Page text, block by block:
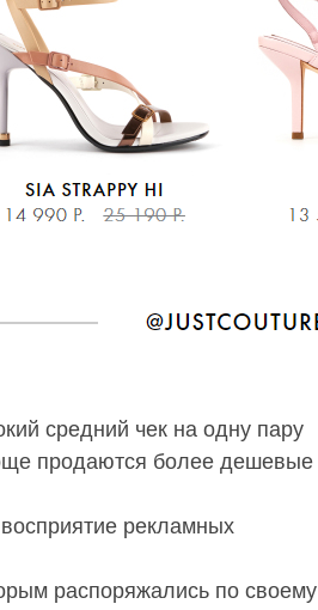
средний чек на одну пару
продаются более дешевые
рекламных
распоряжались по своему